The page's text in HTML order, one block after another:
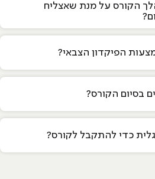
הקורס על מנת שאצליח
הפיקדון הצבאי?
בסיום הקורס?
כדי להתקבל לקורס?